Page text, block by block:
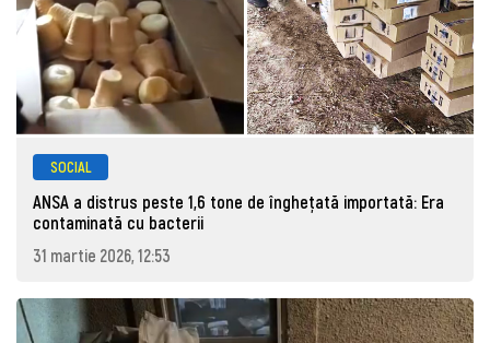
SOCIAL
ANSA a distrus peste 1,6 tone de înghețată importată: Era
contaminată cu bacterii
31 martie 2026, 12:53